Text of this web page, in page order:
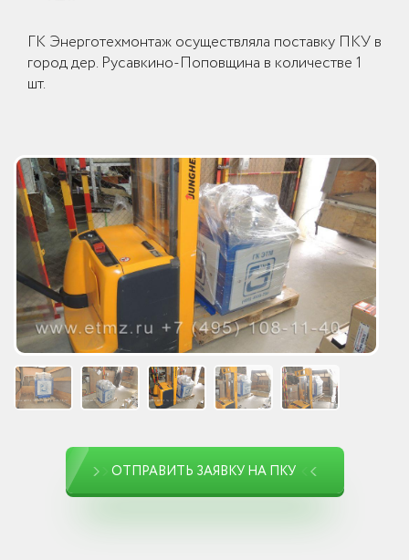
ГК Энерготехмонтаж осуществляла поставку ПКУ в
город дер. Русавкино-Поповщина в количестве 1
шт.
ОТПРАВИТЬ ЗАЯВКУ НА ПКУ